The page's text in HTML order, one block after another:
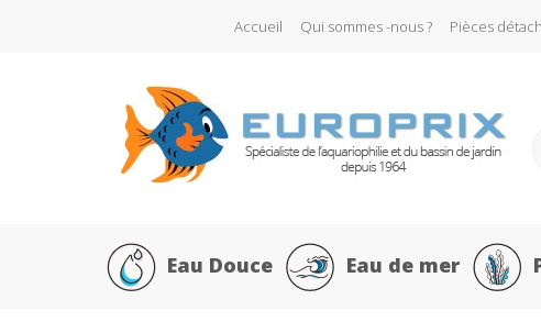
Accueil Qui sommes -nous ? Pièces
Eau Douce Eau de mer